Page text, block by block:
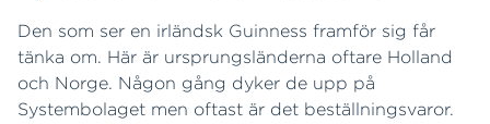
Den som ser en irländsk Guinness framför sig får
tänka om. Här är ursprungsländerna oftare Holland
och Norge. Någon gång dyker de upp på
Systembolaget men oftast är det beställningsvaror.